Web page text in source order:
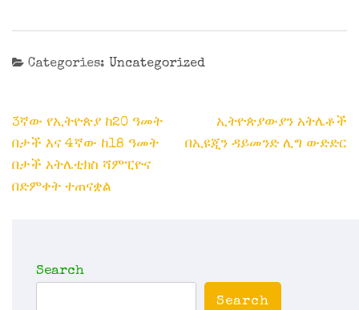
Categories: Uncategorized
Post
navigation
3ኛው የኢትዮጵያ ከ20 ዓመት
በታች እና 4ኛው ከ18 ዓመት
በታች አትሌቲክስ ሻምፒዮና
በድምቀት ተጠናቋል
ኢትዮጵያውያን አትሌቶች
በኢዩጂን ዳይመንድ ሊግ ውድድር
Search
Search